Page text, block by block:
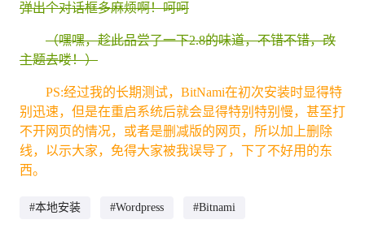
弹出个对话框多麻烦啊！呵呵
（嘿嘿，趁此品尝了一下2.8的味道，不错不错，改
主题去喽！）
PS:经过我的长期测试，BitNami在初次安装时显得特
别迅速，但是在重启系统后就会显得特别特别慢，甚至打
不开网页的情况，或者是删减版的网页，所以加上删除
线，以示大家，免得大家被我误导了，下了不好用的东
西。
#本地安装 #Wordpress #Bitnami